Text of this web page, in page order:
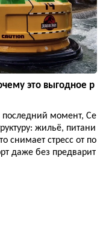
это выгодное р
последний момент, Ce
жильё, питани
снимает стресс от по
даже без предварит